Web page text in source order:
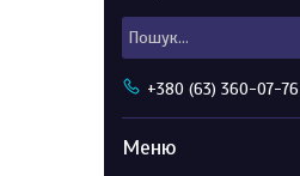
+380 (63) 360-07-76